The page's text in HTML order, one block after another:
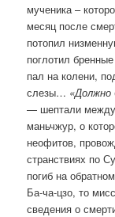
мученика –
месяц после
потопил
поглотил
пал на колени,
слезы…
— шептали между
маньчжур, о
неофитов,
странствиях по
погиб на
Ба-ча-цзо, то
сведения о